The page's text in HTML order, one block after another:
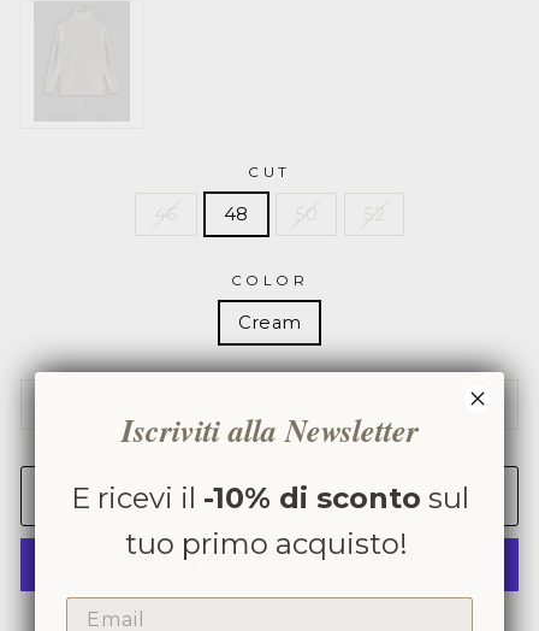
UT082M00787002
CUT
46 48 50 52
COLOR
Cream
ADD TO CART
Iscriviti alla Newsletter
E ricevi il -10% di sconto sul
tuo primo acquisto!
EMAIL